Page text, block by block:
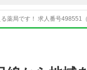
薬局です！ 求人番号498551